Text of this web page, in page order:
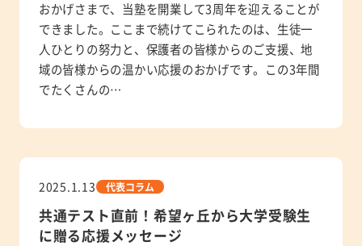
おかげさまで、当塾を開業して3周年を迎えることが
できました。ここまで続けてこられたのは、生徒一
人ひとりの努力と、保護者の皆様からのご支援、地
域の皆様からの温かい応援のおかげです。この3年間
でたくさんの…
2025.1.13 代表コラム
共通テスト直前！希望ヶ丘から大学受験生
に贈る応援メッセージ